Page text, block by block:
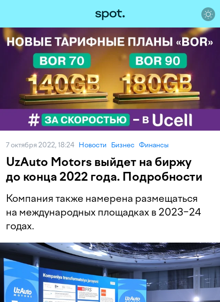
7 октября 2022, 18:24 Новости Бизнес Финансы
UzAuto Motors выйдет на биржу
до конца 2022 года. Подробности
Компания также намерена размещаться
на международных площадках в 2023−24
годах.